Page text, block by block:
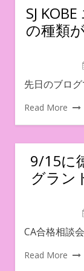
SJ
の種類
先日のブロ
Read More
9/15に
グラン
CA合格相談
Read More